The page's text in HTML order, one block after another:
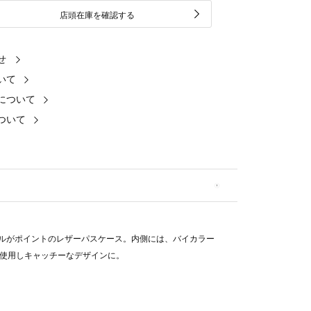
店頭在庫を確認する
て
ついて
いて
がポイントのレザーパスケース。内側には、バイカラー
用しキャッチーなデザインに。